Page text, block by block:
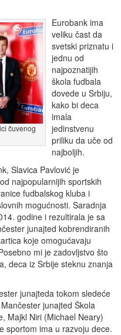
čuvenog
Eurobank ima
veliku čast da
svetski priznatu i
jednu od
najpoznatijih
škola fudbala
dovede u Srbiju,
kako bi deca
imala
jedinstvenu
priliku da uče od
najboljih.
Slavica Pavlović je
najpopularnijih sportskih
fudbalskog kluba i
mogućnosti. Saradnja
godine i rezultirala je sa
junajted kobrendiranih
koje omogućavaju
mi je zadovljstvo što
deca iz Srbije steknu znanja
junajteda tokom sledeće
junajted Škola
Majkl Niri (Michael Neary)
sportom ima u razvoju dece.